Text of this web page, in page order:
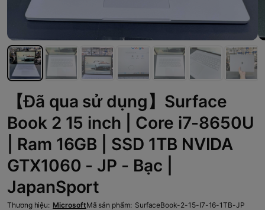
【Đã qua sử dụng】Surface
Book 2 15 inch | Core i7-8650U
| Ram 16GB | SSD 1TB NVIDA
GTX1060 - JP - Bạc |
JapanSport
Thương hiệu: MicrosoftMã sản phẩm: SurfaceBook-2-15-I7-16-1TB-JP